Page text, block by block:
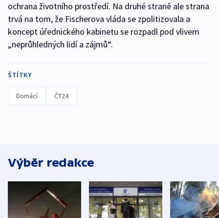
ochrana životního prostředí. Na druhé straně ale strana
trvá na tom, že Fischerova vláda se zpolitizovala a
koncept úřednického kabinetu se rozpadl pod vlivem
„neprůhledných lidí a zájmů“.
ŠTÍTKY
Domácí ČT24
Výběr redakce